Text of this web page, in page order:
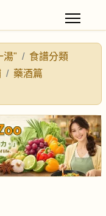
湯"
食譜分類
藥酒篇